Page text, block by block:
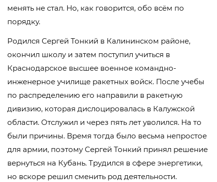
менять не стал. Но, как говорится, обо всём по
порядку.
Родился Сергей Тонкий в Калининском районе,
окончил школу и затем поступил учиться в
Краснодарское высшее военное командно-
инженерное училище ракетных войск. После учебы
по распределению его направили в ракетную
дивизию, которая дислоцировалась в Калужской
области. Отслужил и через пять лет уволился. На то
были причины. Время тогда было весьма непростое
для армии, поэтому Сергей Тонкий принял решение
вернуться на Кубань. Трудился в сфере энергетики,
но вскоре решил сменить род деятельности.